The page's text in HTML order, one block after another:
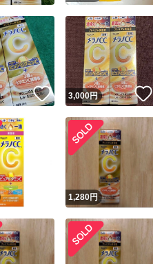
いいね！
3,000円
1,280円